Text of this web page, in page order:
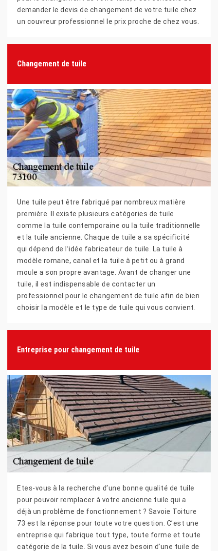
demander le devis de changement de votre tuile chez
un couvreur professionnel le prix proche de chez vous.
Changement de tuile
Une tuile peut être fabriqué par nombreux matière
première. Il existe plusieurs catégories de tuile
comme la tuile contemporaine ou la tuile traditionnelle
et la tuile ancienne. Chaque de tuile a sa spécificité
qui dépend de l’idée fabricateur de tuile. La tuile à
modèle romane, canal et la tuile à petit ou à grand
moule a son propre avantage. Avant de changer une
tuile, il est indispensable de contacter un
professionnel pour le changement de tuile afin de bien
choisir la modèle et le type de tuile qui vous convient.
Entreprise pour changement de tuile
Etes-vous à la recherche d’une bonne qualité de tuile
pour pouvoir remplacer à votre ancienne tuile qui a
déjà un problème de fonctionnement ? Savoie Toiture
73 est la réponse pour toute votre question. C’est une
entreprise qui fabrique tout type, toute forme et toute
catégorie de la tuile. Si vous avez besoin d’une tuile de